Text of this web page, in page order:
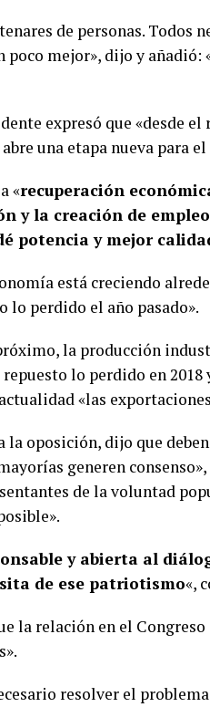
de personas. Todos
poco mejor», dijo y añadió:
expresó que «desde
una etapa nueva para
«recuperación
y la creación de
potencia y mejor
está creciendo
lo perdido el año pasado».
la producción
repuesto lo perdido en
«las
la oposición, dijo que
generen
de la voluntad
y abierta al
de ese patriotismo«,
la relación en el
resolver el